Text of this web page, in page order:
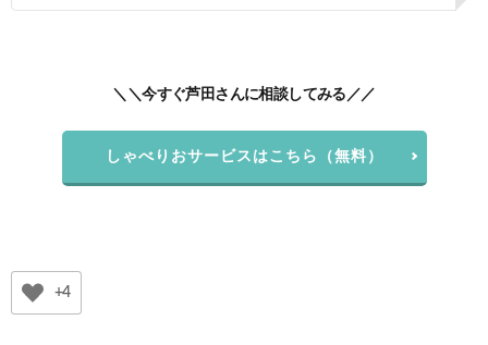
＼＼今すぐ芦田さんに相談してみる／／
しゃべりおサービスはこちら（無料）
+4